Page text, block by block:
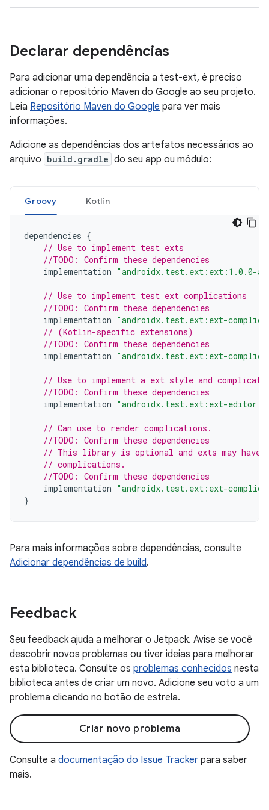
Declarar dependências
Para adicionar uma dependência a test-ext, é preciso
adicionar o repositório Maven do Google ao seu projeto.
Leia Repositório Maven do Google para ver mais
informações.
Adicione as dependências dos artefatos necessários ao
arquivo build.gradle do seu app ou módulo:
Groovy Kotlin
dependencies {
// Use to implement test exts
//TODO: Confirm these dependencies
implementation "androidx.test.ext:ext:1.0.0-
// Use to implement test ext complications
//TODO: Confirm these dependencies
implementation "androidx.test.ext:ext-
// (Kotlin-specific extensions)
//TODO: Confirm these dependencies
implementation "androidx.test.ext:ext-
// Use to implement a ext style and
//TODO: Confirm these dependencies
implementation "androidx.test.ext:ext-
// Can use to render complications.
//TODO: Confirm these dependencies
// This library is optional and exts may have
// complications.
//TODO: Confirm these dependencies
implementation "androidx.test.ext:ext-
}
Para mais informações sobre dependências, consulte
Adicionar dependências de build.
Feedback
Seu feedback ajuda a melhorar o Jetpack. Avise se você
descobrir novos problemas ou tiver ideias para melhorar
esta biblioteca. Consulte os problemas conhecidos nesta
biblioteca antes de criar um novo. Adicione seu voto a um
problema clicando no botão de estrela.
Criar novo problema
Consulte a documentação do Issue Tracker para saber
mais.